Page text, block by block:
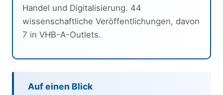
Handel und Digitalisierung. 44
wissenschaftliche Veröffentlichungen, davon
7 in VHB-A-Outlets.
Auf einen Blick